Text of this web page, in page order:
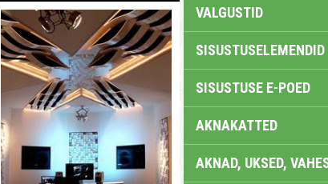
VALGUSTID
SISUSTUSELEMENDID
SISUSTUSE E-POED
AKNAKATTED
AKNAD, UKSED,